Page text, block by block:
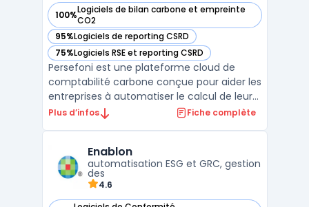
100%Logiciels de bilan carbone et empreinte
CO2
— voir Persefoni dans cette catégorie
95%Logiciels de reporting CSRD
— voir Persefoni dans cette catégorie
75%Logiciels RSE et reporting CSRD
— voir Persefoni dans cette catégorie
Persefoni est une plateforme cloud de
comptabilité carbone conçue pour aider les
entreprises à automatiser le calcul de leur
empreinte carbone et à se conformer aux
intuitive, la plateforme permet de suivre les
émission ...
Plus d’infos Fiche complète
Enablon
automatisation ESG et GRC, gestion
des
4.6